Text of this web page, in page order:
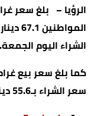
الشراء اليوم الجمعة.
سعر الشراء بـ55.6 دينار.